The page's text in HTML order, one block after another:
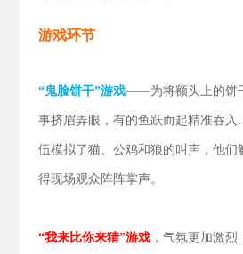
游戏环节
“鬼脸饼干”游戏——为将额头上的饼
事挤眉弄眼，有的鱼跃而起精准吞
伍模拟了猫、公鸡和狼的叫声，他们
得现场观众阵阵掌声。
“我来比你来猜”游戏，气氛更加激烈